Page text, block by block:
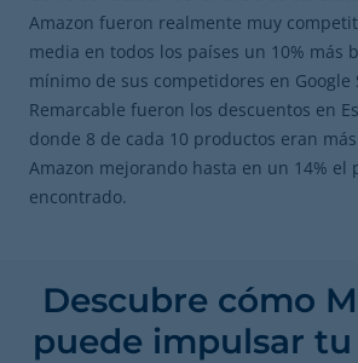
Amazon fueron realmente muy
media en todos los países un 10% más
mínimo de sus competidores en Google
Remarcable fueron los descuentos en
donde 8 de cada 10 productos eran
Amazon mejorando hasta en un 14% el
encontrado.
Descubre cómo
puede impulsar